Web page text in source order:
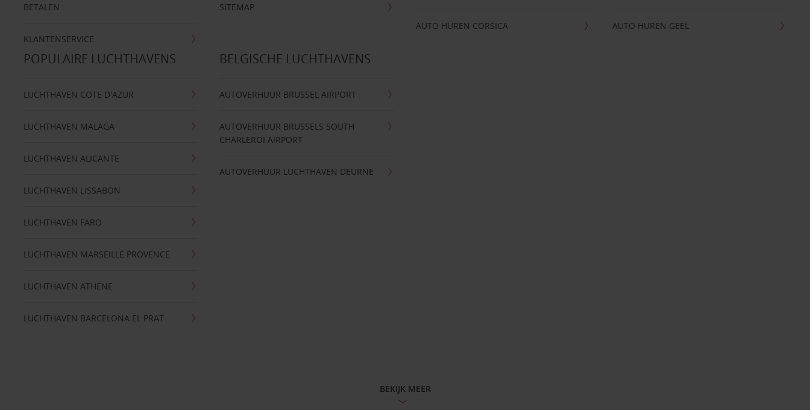
BETALEN
KLANTENSERVICE
SITEMAP
AUTO HUREN CORSICA AUTO HUREN GEEL
POPULAIRE LUCHTHAVENS
LUCHTHAVEN COTE D'AZUR
LUCHTHAVEN MALAGA
LUCHTHAVEN ALICANTE
LUCHTHAVEN LISSABON
LUCHTHAVEN FARO
LUCHTHAVEN MARSEILLE PROVENCE
LUCHTHAVEN ATHENE
LUCHTHAVEN BARCELONA EL PRAT
BELGISCHE LUCHTHAVENS
AUTOVERHUUR BRUSSEL AIRPORT
AUTOVERHUUR BRUSSELS SOUTH
CHARLEROI AIRPORT
AUTOVERHUUR LUCHTHAVEN DEURNE
BEKIJK MEER